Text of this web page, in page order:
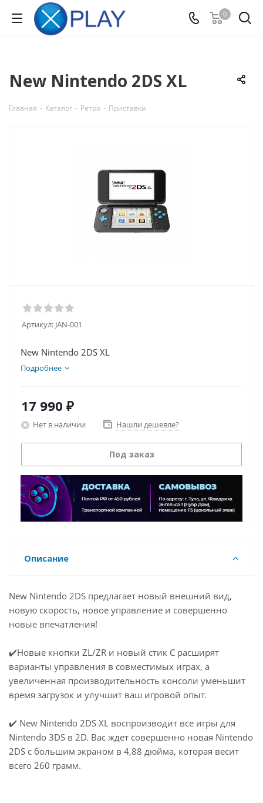
0
New Nintendo 2DS XL
Главная - Каталог - Ретро - Приставки
Артикул: JAN-001
New Nintendo 2DS XL
Подробнее
17 990 ₽
Нет в наличии Нашли дешевле?
Под заказ
Описание
New Nintendo 2DS предлагает новый внешний вид,
новую скорость, новое управление и совершенно
новые впечатления!
✔️Новые кнопки ZL/ZR и новый стик C расширят
варианты управления в совместимых играх, а
увеличенная производительность консоли уменьшит
время загрузок и улучшит ваш игровой опыт.
✔️ New Nintendo 2DS XL воспроизводит все игры для
Nintendo 3DS в 2D. Вас ждет совершенно новая Nintendo
2DS с большим экраном в 4,88 дюйма, которая весит
всего 260 грамм.